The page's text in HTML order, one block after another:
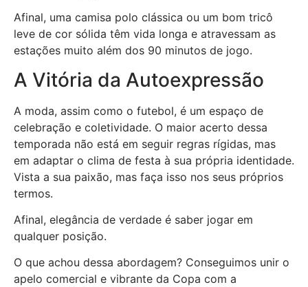
Afinal, uma camisa polo clássica ou um bom tricô
leve de cor sólida têm vida longa e atravessam as
estações muito além dos 90 minutos de jogo.
A Vitória da Autoexpressão
A moda, assim como o futebol, é um espaço de
celebração e coletividade. O maior acerto dessa
temporada não está em seguir regras rígidas, mas
em adaptar o clima de festa à sua própria identidade.
Vista a sua paixão, mas faça isso nos seus próprios
termos.
Afinal, elegância de verdade é saber jogar em
qualquer posição.
O que achou dessa abordagem? Conseguimos unir o
apelo comercial e vibrante da Copa com a